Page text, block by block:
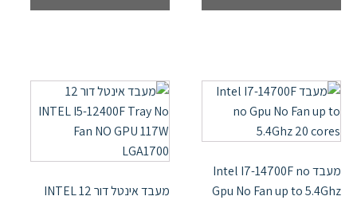
מעבד Intel I7-14700F no
Gpu No Fan up to 5.4Ghz
מעבד אינטל דור 12 INTEL